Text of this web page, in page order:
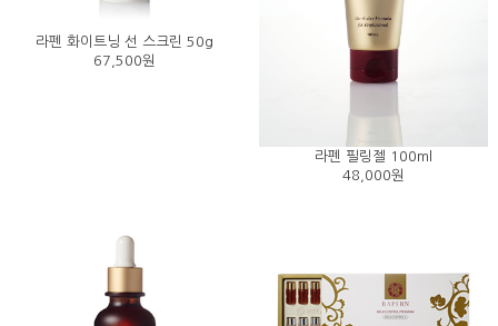
라펜 화이트닝 선 스크린 50g
67,500원
라펜 필링젤 100ml
48,000원